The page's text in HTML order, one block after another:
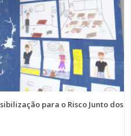
para o Risco Junto dos